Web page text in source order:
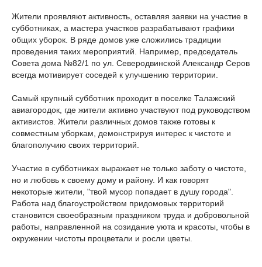
Жители проявляют активность, оставляя заявки на участие в
субботниках, а мастера участков разрабатывают графики
общих уборок. В ряде домов уже сложились традиции
проведения таких мероприятий. Например, председатель
Совета дома №82/1 по ул. Северодвинской Александр Серов
всегда мотивирует соседей к улучшению территории.
Самый крупный субботник проходит в поселке Талажский
авиагородок, где жители активно участвуют под руководством
активистов. Жители различных домов также готовы к
совместным уборкам, демонстрируя интерес к чистоте и
благополучию своих территорий.
Участие в субботниках выражает не только заботу о чистоте,
но и любовь к своему дому и району. И как говорят
некоторые жители, "твой мусор попадает в душу города".
Работа над благоустройством придомовых территорий
становится своеобразным праздником труда и добровольной
работы, направленной на созидание уюта и красоты, чтобы в
окружении чистоты процветали и росли цветы.